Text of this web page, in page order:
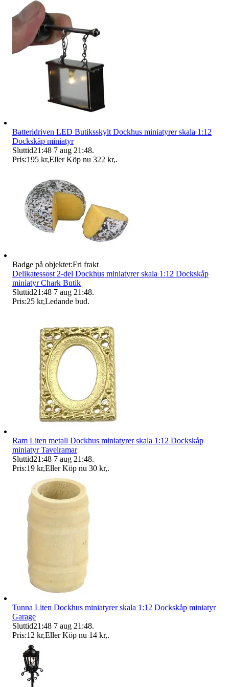
Batteridriven LED Butiksskylt Dockhus miniatyrer skala 1:12
Dockskåp miniatyr
Sluttid21:48 7 aug 21:48.
Pris:195 kr,Eller Köp nu 322 kr,.
Badge på objektet:Fri frakt
Delikatessost 2-del Dockhus miniatyrer skala 1:12 Dockskåp
miniatyr Chark Butik
Sluttid21:48 7 aug 21:48.
Pris:25 kr,Ledande bud.
Ram Liten metall Dockhus miniatyrer skala 1:12 Dockskåp
miniatyr Tavelramar
Sluttid21:48 7 aug 21:48.
Pris:19 kr,Eller Köp nu 30 kr,.
Tunna Liten Dockhus miniatyrer skala 1:12 Dockskåp miniatyr
Garage
Sluttid21:48 7 aug 21:48.
Pris:12 kr,Eller Köp nu 14 kr,.